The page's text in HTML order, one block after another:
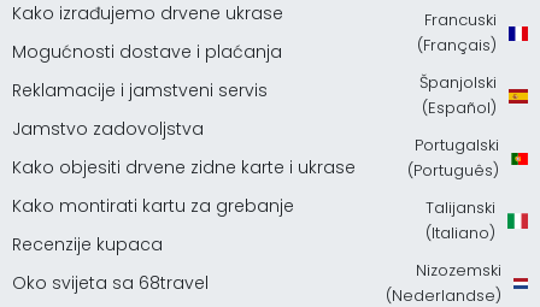
Kako izrađujemo drvene ukrase
Mogućnosti dostave i plaćanja
Reklamacije i jamstveni servis
Jamstvo zadovoljstva
Kako objesiti drvene zidne karte i ukrase
Kako montirati kartu za grebanje
Recenzije kupaca
Oko svijeta sa 68travel
Francuski
(Français)
Španjolski
(Español)
Portugalski
(Português)
Talijanski
(Italiano)
Nizozemski
(Nederlandse)